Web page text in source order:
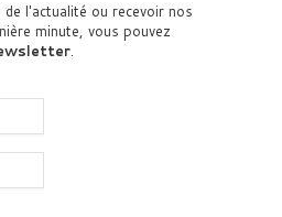
l'actualité ou recevoir nos
minute, vous pouvez
.